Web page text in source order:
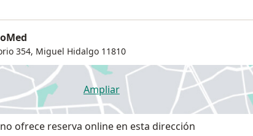
354, Miguel Hidalgo 11810
Ampliarse abre en una nueva pestaña
ofrece reserva online en esta dirección